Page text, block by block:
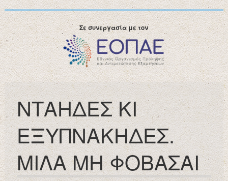
Σε συνεργασία με τον
ΝΤΑΗΔΕΣ ΚΙ
ΕΞΥΠΝΑΚΗΔΕΣ.
ΜΙΛΑ ΜΗ ΦΟΒΑΣΑΙ